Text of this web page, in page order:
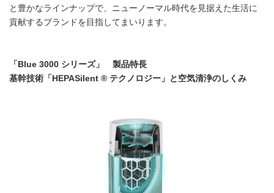
と豊かなラインナップで、ニューノーマル時代を見据えた生活に
貢献するブランドを目指してまいります。
「 Blue 3000 シリーズ」 製品特長
基幹技術「 HEPASilent ® テクノロジー」と空気清浄のしくみ